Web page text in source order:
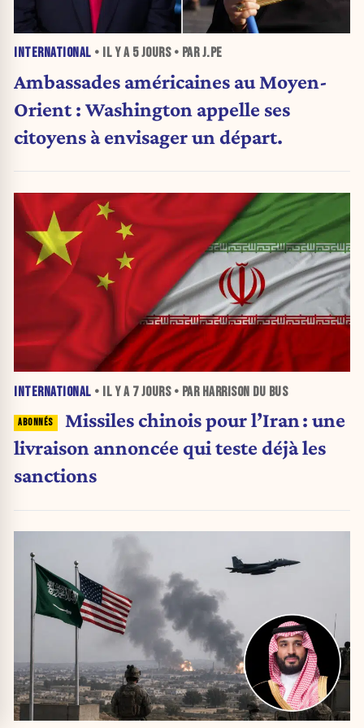
INTERNATIONAL • IL Y A 5 JOURS• PAR J.PE
Ambassades américaines au Moyen-
Orient : Washington appelle ses
citoyens à envisager un départ.
INTERNATIONAL • IL Y A 7 JOURS• PAR HARRISON DU BUS
Missiles chinois pour l’Iran : une
livraison annoncée qui teste déjà les
sanctions